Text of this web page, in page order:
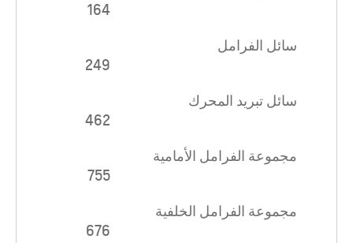
164
سائل الفرامل
249
سائل تبريد المحرك
462
مجموعة الفرامل الأمامية
755
مجموعة الفرامل الخلفية
676